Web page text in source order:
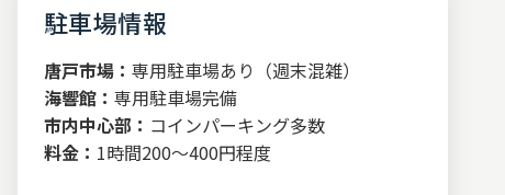
駐車場情報
唐戸市場： 専用駐車場あり（週末混雑）
海響館： 専用駐車場完備
市内中心部： コインパーキング多数
料金： 1時間200～400円程度